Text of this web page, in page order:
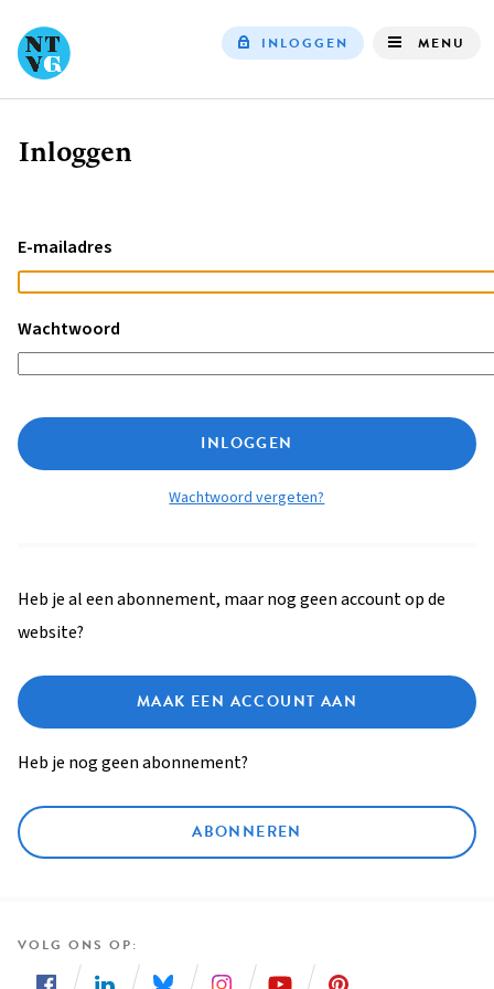
INLOGGEN MENU
Kruimelpad
Inloggen
E-mailadres
Wachtwoord
INLOGGEN
Wachtwoord vergeten?
Heb je al een abonnement, maar nog geen account op de
website?
MAAK EEN ACCOUNT AAN
Heb je nog geen abonnement?
ABONNEREN
VOLG ONS OP